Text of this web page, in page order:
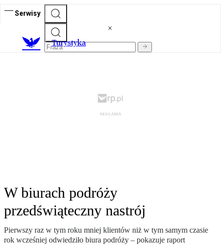
Serwisy
Turystyka
W biurach podróży
przedświąteczny nastrój
Pierwszy raz w tym roku mniej klientów niż w tym samym czasie
rok wcześniej odwiedziło biura podróży – pokazuje raport